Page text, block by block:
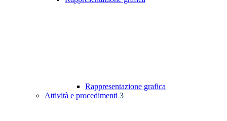
Rappresentazione grafica
Attività e procedimenti 3